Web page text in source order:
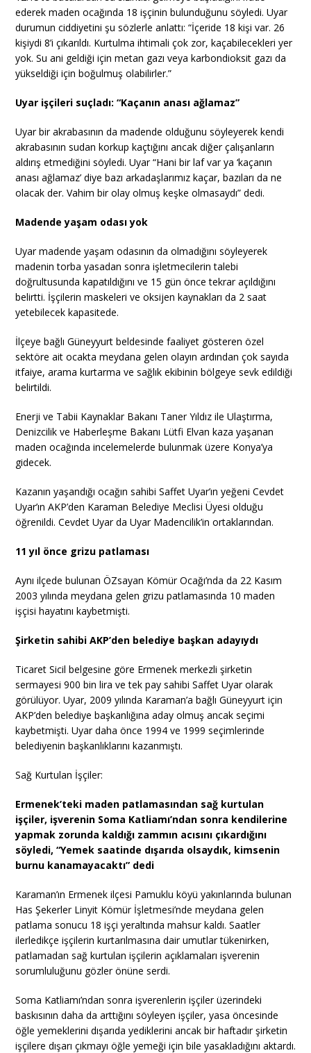
ederek maden ocağında 18 işçinin bulunduğunu söyledi. Uyar
durumun ciddiyetini şu sözlerle anlattı: “İçeride 18 kişi var. 26
kişiydi 8’i çıkarıldı. Kurtulma ihtimali çok zor, kaçabilecekleri yer
yok. Su ani geldiği için metan gazı veya karbondioksit gazı da
yükseldiği için boğulmuş olabilirler.”
Uyar işçileri suçladı: “Kaçanın anası ağlamaz”
Uyar bir akrabasının da madende olduğunu söyleyerek kendi
akrabasının sudan korkup kaçtığını ancak diğer çalışanların
aldırış etmediğini söyledi. Uyar “Hani bir laf var ya ‘kaçanın
anası ağlamaz’ diye bazı arkadaşlarımız kaçar, bazıları da ne
olacak der. Vahim bir olay olmuş keşke olmasaydı” dedi.
Madende yaşam odası yok
Uyar madende yaşam odasının da olmadığını söyleyerek
madenin torba yasadan sonra işletmecilerin talebi
doğrultusunda kapatıldığını ve 15 gün önce tekrar açıldığını
belirtti. İşçilerin maskeleri ve oksijen kaynakları da 2 saat
yetebilecek kapasitede.
İlçeye bağlı Güneyyurt beldesinde faaliyet gösteren özel
sektöre ait ocakta meydana gelen olayın ardından çok sayıda
itfaiye, arama kurtarma ve sağlık ekibinin bölgeye sevk edildiği
belirtildi.
Enerji ve Tabii Kaynaklar Bakanı Taner Yıldız ile Ulaştırma,
Denizcilik ve Haberleşme Bakanı Lütfi Elvan kaza yaşanan
maden ocağında incelemelerde bulunmak üzere Konya’ya
gidecek.
Kazanın yaşandığı ocağın sahibi Saffet Uyar’ın yeğeni Cevdet
Uyar’ın AKP’den Karaman Belediye Meclisi Üyesi olduğu
öğrenildi. Cevdet Uyar da Uyar Madencilik’in ortaklarından.
11 yıl önce grizu patlaması
Aynı ilçede bulunan ÖZsayan Kömür Ocağı’nda da 22 Kasım
2003 yılında meydana gelen grizu patlamasında 10 maden
işçisi hayatını kaybetmişti.
Şirketin sahibi AKP’den belediye başkan adayıydı
Ticaret Sicil belgesine göre Ermenek merkezli şirketin
sermayesi 900 bin lira ve tek pay sahibi Saffet Uyar olarak
görülüyor. Uyar, 2009 yılında Karaman’a bağlı Güneyyurt için
AKP’den belediye başkanlığına aday olmuş ancak seçimi
kaybetmişti. Uyar daha önce 1994 ve 1999 seçimlerinde
belediyenin başkanlıklarını kazanmıştı.
Sağ Kurtulan İşçiler:
Ermenek’teki maden patlamasından sağ kurtulan
işçiler, işverenin Soma Katliamı’ndan sonra kendilerine
yapmak zorunda kaldığı zammın acısını çıkardığını
söyledi, “Yemek saatinde dışarıda olsaydık, kimsenin
burnu kanamayacaktı” dedi
Karaman’ın Ermenek ilçesi Pamuklu köyü yakınlarında bulunan
Has Şekerler Linyit Kömür İşletmesi’nde meydana gelen
patlama sonucu 18 işçi yeraltında mahsur kaldı. Saatler
ilerledikçe işçilerin kurtarılmasına dair umutlar tükenirken,
patlamadan sağ kurtulan işçilerin açıklamaları işverenin
sorumluluğunu gözler önüne serdi.
Soma Katliamı’ndan sonra işverenlerin işçiler üzerindeki
baskısının daha da arttığını söyleyen işçiler, yasa öncesinde
öğle yemeklerini dışarıda yediklerini ancak bir haftadır şirketin
işçilere dışarı çıkmayı öğle yemeği için bile yasakladığını aktardı.